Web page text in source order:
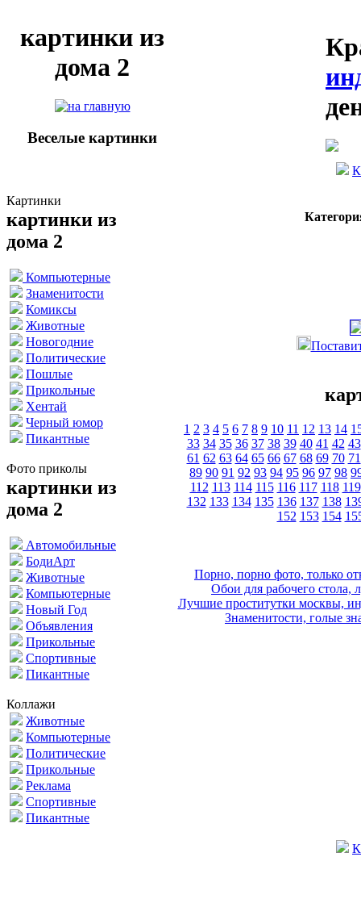
картинки из
дома 2
Веселые картинки
Картинки
картинки из
дома 2
Компьютерные
Знаменитости
Комиксы
Животные
Новогодние
Политические
Пошлые
Прикольные
Хентай
Черный юмор
Пикантные
Фото приколы
картинки из
дома 2
Автомобильные
БодиАрт
Животные
Компьютерные
Новый Год
Объявления
Прикольные
Спортивные
Пикантные
Коллажи
Животные
Компьютерные
Политические
Прикольные
Реклама
Спортивные
Пикантные
1 2 3 4 5 6 7 8 9 10 11 12 13 14
33 34 35 36 37 38 39 40 41 42 43
61 62 63 64 65 66 67 68 69 70 71
89 90 91 92 93 94 95 96 97 98
112 113 114 115 116 117 118 119
132 133 134 135 136 137 138
152 153 154
Порно, порно фото, только
Обои для рабочего стола,
Лучшие проститутки москвы,
Знаменитости, голые